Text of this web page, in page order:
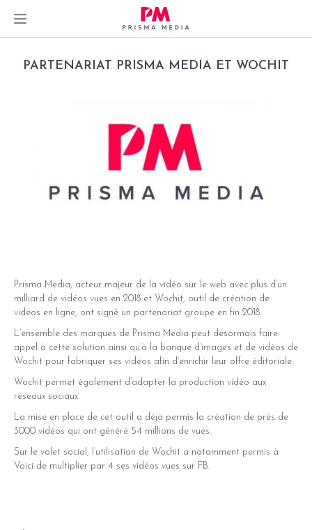
PARTENARIAT PRISMA MEDIA ET WOCHIT
Prisma Media, acteur majeur de la vidéo sur le web avec plus d’un
milliard de vidéos vues en 2018 et Wochit, outil de création de
vidéos en ligne, ont signé un partenariat groupe en fin 2018.
L’ensemble des marques de Prisma Media peut désormais faire
appel à cette solution ainsi qu’à la banque d’images et de vidéos de
Wochit pour fabriquer ses vidéos afin d’enrichir leur offre éditoriale.
Wochit permet également d’adapter la production vidéo aux
réseaux sociaux.
La mise en place de cet outil a déjà permis la création de près de
3000 vidéos qui ont généré 54 millions de vues.
Sur le volet social, l’utilisation de Wochit a notamment permis à
Voici de multiplier par 4 ses vidéos vues sur FB.